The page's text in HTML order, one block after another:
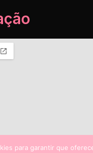
para garantir que